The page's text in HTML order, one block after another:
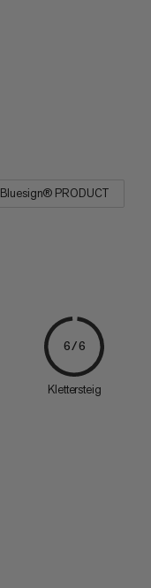
Bluesign® PRODUCT
6/6
Klettersteig